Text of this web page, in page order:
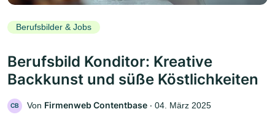
Berufsbilder & Jobs
Berufsbild Konditor: Kreative
Backkunst und süße Köstlichkeiten
CB Von Firmenweb Contentbase ‧ 04. März 2025